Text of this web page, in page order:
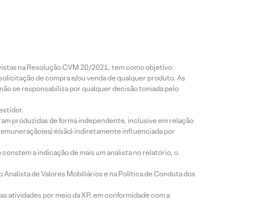
na Resolução CVM 20/2021, tem como objetivo
de compra e/ou venda de qualquer produto. As
se responsabiliza por qualquer decisão tomada pelo
produzidas de forma independente, inclusive em relação
é(são) indiretamente influenciada por
a indicação de mais um analista no relatório, o
de Valores Mobiliários e na Política de Conduta dos
atividades por meio da XP, em conformidade com a